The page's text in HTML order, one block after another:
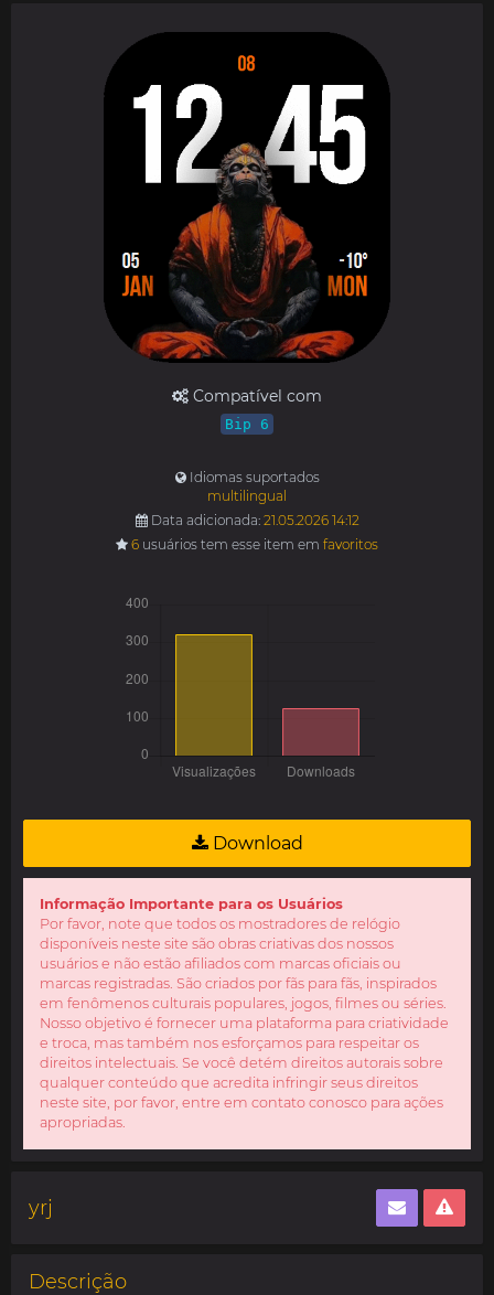
Compatível com
Bip 6
Idiomas suportados
multilingual
Data adicionada: 21.05.2026 14:12
6 usuários tem esse item em favoritos
Download
Informação Importante para os Usuários
Por favor, note que todos os mostradores de relógio
disponíveis neste site são obras criativas dos nossos
usuários e não estão afiliados com marcas oficiais ou
marcas registradas. São criados por fãs para fãs, inspirados
em fenômenos culturais populares, jogos, filmes ou séries.
Nosso objetivo é fornecer uma plataforma para criatividade
e troca, mas também nos esforçamos para respeitar os
direitos intelectuais. Se você detém direitos autorais sobre
qualquer conteúdo que acredita infringir seus direitos
neste site, por favor, entre em contato conosco para ações
apropriadas.
yrj
Descrição